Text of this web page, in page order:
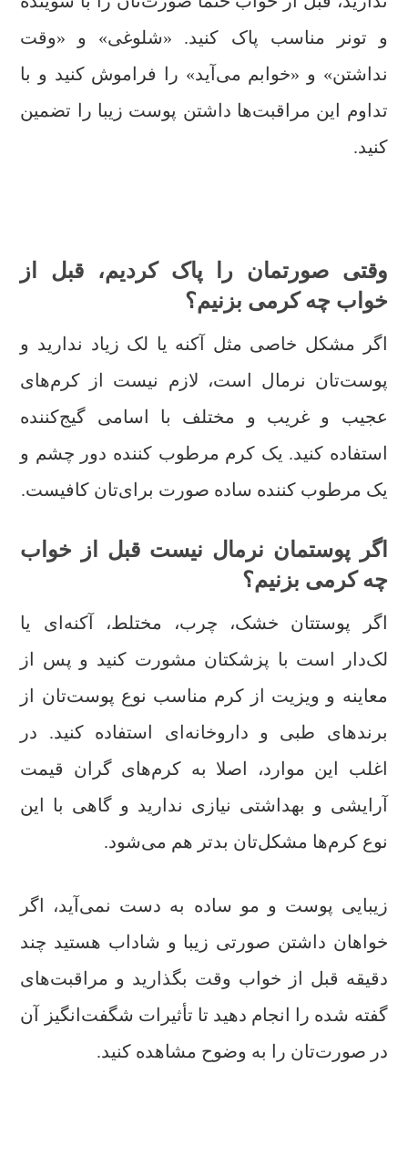
و تونر مناسب پاک کنید. «شلوغی» و «وقت
نداشتن» و «خوابم می‌آید» را فراموش کنید و با
تداوم این مراقبت‌ها داشتن پوست زیبا را تضمین
کنید.
وقتی صورتمان را پاک کردیم، قبل از
خواب چه کرمی بزنیم؟
اگر مشکل خاصی مثل آکنه یا لک زیاد ندارید و
پوست‌تان نرمال است، لازم نیست از کرم‌های
عجیب و غریب و مختلف با اسامی گیج‌کننده
استفاده کنید. یک کرم مرطوب کننده دور چشم و
یک مرطوب کننده ساده صورت برای‌تان کافیست.
اگر پوستمان نرمال نیست قبل از خواب
چه کرمی بزنیم؟
اگر پوستتان خشک، چرب، مختلط، آکنه‌ای یا
لک‌دار است با پزشکتان مشورت کنید و پس از
معاینه و ویزیت از کرم مناسب نوع پوست‌تان از
برندهای طبی و داروخانه‌ای استفاده کنید. در
اغلب این موارد، اصلا به کرم‌های گران قیمت
آرایشی و بهداشتی نیازی ندارید و گاهی با این
نوع کرم‌ها مشکل‌تان بدتر هم می‌شود.
زیبایی پوست و مو ساده به دست نمی‌آید، اگر
خواهان داشتن صورتی زیبا و شاداب هستید چند
دقیقه قبل از خواب وقت بگذارید و مراقبت‌های
گفته شده را انجام دهید تا تأثیرات شگفت‌انگیز آن
در صورت‌تان را به وضوح مشاهده کنید.